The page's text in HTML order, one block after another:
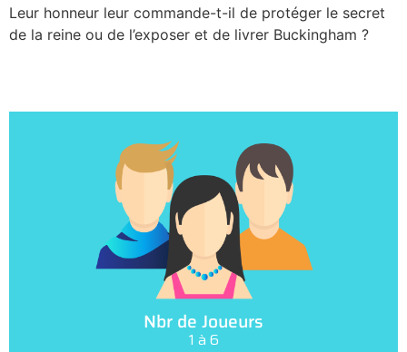
Leur honneur leur commande-t-il de protéger le secret
de la reine ou de l’exposer et de livrer Buckingham ?
Nbr de Joueurs
1 à 6